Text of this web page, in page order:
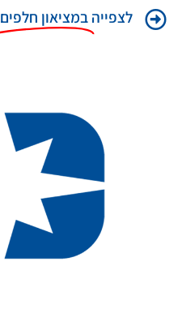
לצפייהבמציאון חלפים